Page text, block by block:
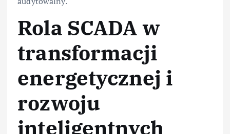
Rola SCADA w
transformacji
energetycznej i
rozwoju
inteligentnych